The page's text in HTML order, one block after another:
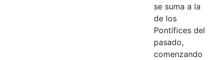
se suma a la
de los
Pontífices del
pasado,
comenzando